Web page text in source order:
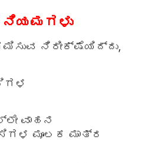
ನಿಯಮಗಳು
ನಿರೀಕ್ಷೆಯಿದ್ದು,
ವಾಹನ
ಮೂಲಕ ಮಾತ್ರ